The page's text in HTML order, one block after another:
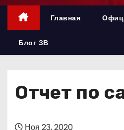
р
Главная
Блог ЗВ
Отчет по
Ноя 23, 2020